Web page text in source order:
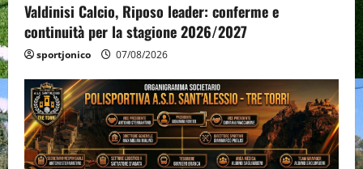
Valdinisi Calcio, Riposo leader: conferme e
continuità per la stagione 2026/2027
sportjonico 07/08/2026